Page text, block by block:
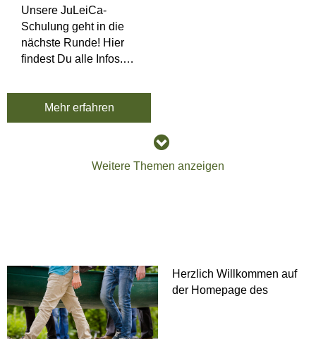
Unsere JuLeiCa-
Schulung geht in die
nächste Runde! Hier
findest Du alle Infos.
ausgebucht.
Mehr erfahren
Weitere Themen anzeigen
Herzlich Willkommen auf
der Homepage des